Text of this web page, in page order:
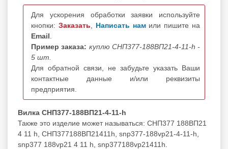
Для ускорения обработки заявки используйте
кнопки: Заказать Написать нам или пишите на
Email
Пример заказа: куплю СНП377-188ВП21-4-11-h -
5 шт.
Для обратной связи, не забудьте указать Ваши
контактные данные и/или реквизиты
предприятия.
Вилка СНП377-188ВП21-4-11-h
Также это изделие может называться: СНП377 188ВП21
4 11 h, СНП377188ВП21411h, snp377-188vp21-4-11-h,
snp377 188vp21 4 11 h, snp377188vp21411h.